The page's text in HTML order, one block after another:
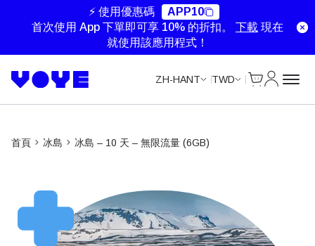
⚡ 使用優惠碼
APP10
首次使用 App 下單即可享 10% 的折扣。 下載 現在
就使用該應用程式！
ZH-HANT TWD
首頁 冰島 冰島 – 10 天 – 無限流量 (6GB)